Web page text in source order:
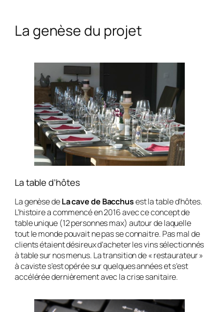
La genèse du projet
La table d’hôtes
La genèse deLa cave de Bacchusest la table d’hôtes.
L’histoire a commencé en 2016 avec ce concept de
table unique (12 personnes max) autour de laquelle
tout le monde pouvait ne pas se connaitre. Pas mal de
clients étaient désireux d’acheter les vins sélectionnés
à table sur nos menus. La transition de « restaurateur »
à caviste s’est opérée sur quelques années et s’est
accélérée dernièrement avec la crise sanitaire.